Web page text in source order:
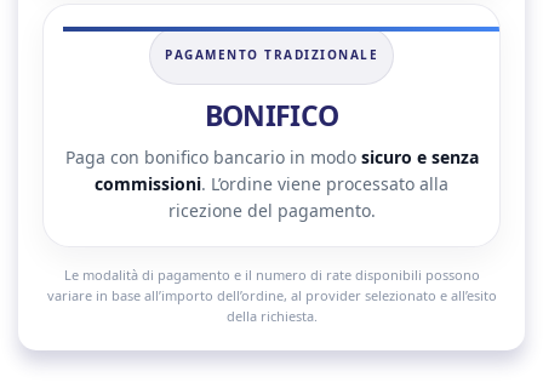
PAGAMENTO TRADIZIONALE
BONIFICO
Paga con bonifico bancario in modo sicuro e senza
commissioni. L’ordine viene processato alla
ricezione del pagamento.
Le modalità di pagamento e il numero di rate disponibili possono
variare in base all’importo dell’ordine, al provider selezionato e all’esito
della richiesta.